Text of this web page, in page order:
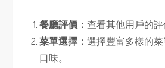
餐廳評價：查看其他用戶的評
菜單選擇：選擇豐富多樣的
口味。